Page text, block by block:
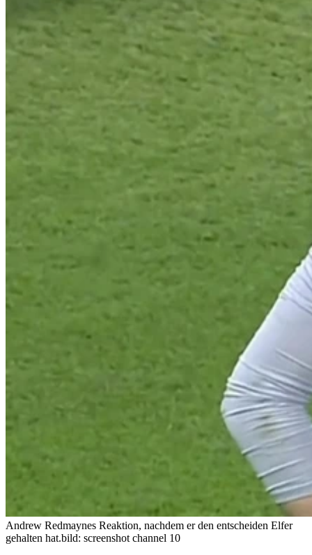
Andrew Redmaynes Reaktion, nachdem er den entscheiden Elfer
gehalten hat.bild: screenshot channel 10